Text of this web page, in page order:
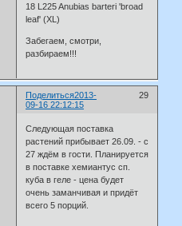
18 L225 Anubias barteri 'broad
leaf' (XL)
Забегаем, смотри,
разбираем!!!
Поделиться 29
2013-
09-16 22:12:15
Следующая поставка
растений прибывает 26.09. - с
27 ждём в гости. Планируется
в поставке хемиантус сп.
куба в геле - цена будет
очень заманчивая и придёт
всего 5 порций.